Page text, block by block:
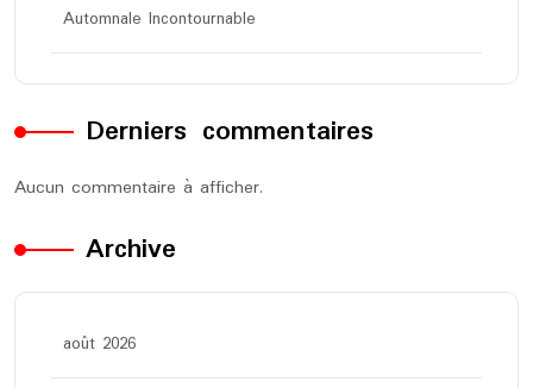
Automnale Incontournable
Derniers commentaires
Aucun commentaire à afficher.
Archive
août 2026